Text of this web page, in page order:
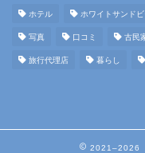
ホテル ホワイトサンド
写真 口コミ 古民
旅行代理店 暮らし
2021–2026